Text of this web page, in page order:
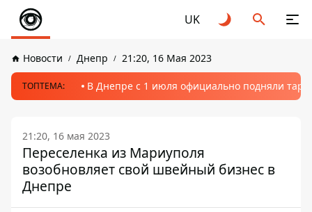
UK
Новости Днепр 21:20, 16 Мая 2023
ТОПТЕМА: В Днепре с 1 июля официально подняли
21:20, 16 мая 2023
Переселенка из Мариуполя
возобновляет свой швейный бизнес в
Днепре